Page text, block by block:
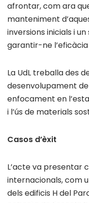
afrontar, com ara
manteniment
inversions inicials i
garantir-ne
La UdL treballa des
desenvolupament
enfocament en
i l’ús de materials
Casos d’èxit
L’acte va presentar
internacionals, com
dels edificis H del